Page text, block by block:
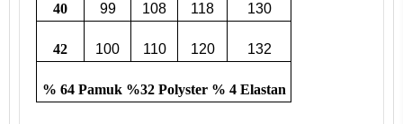
40 99 108 118 130
42 100 110 120 132
% 64 Pamuk %32 Polyster % 4 Elastan